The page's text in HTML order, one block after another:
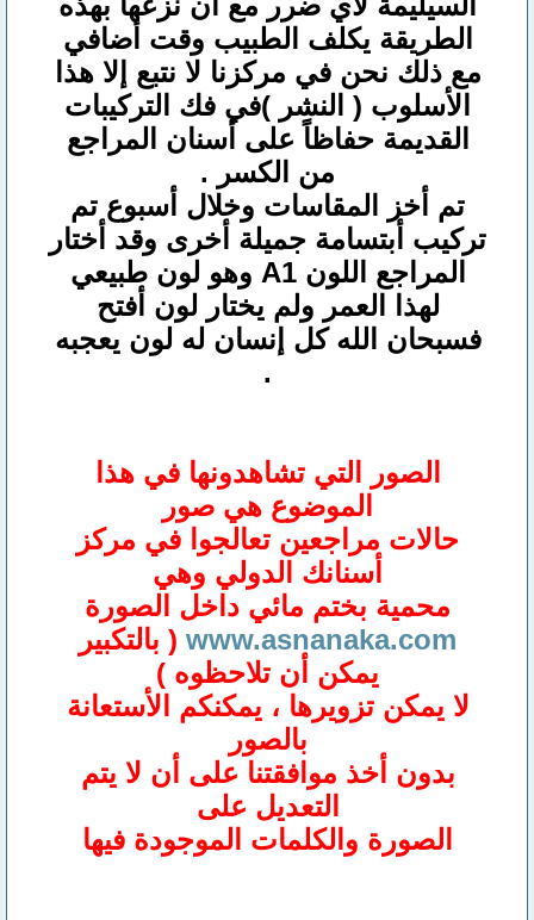
الطريقة يكلف الطبيب وقت أضافي
مع ذلك نحن في مركزنا لا نتبع إلا هذا
الأسلوب ( النشر )في فك التركيبات
القديمة حفاظاً على أسنان المراجع
من الكسر .
تم أخز المقاسات وخلال أسبوع تم
تركيب أبتسامة جميلة أخرى وقد أختار
المراجع اللون A1 وهو لون طبيعي
لهذا العمر ولم يختار لون أفتح
فسبحان الله كل إنسان له لون يعجبه
الصور التي تشاهدونها في هذا
الموضوع هي صور
حالات مراجعين تعالجوا في مركز
أسنانك الدولي وهي
محمية بختم مائي داخل الصورة
www.asnanaka.com( بالتكبير
يمكن أن تلاحظوه )
لا يمكن تزويرها ، يمكنكم الأستعانة
بالصور
بدون أخذ موافقتنا على أن لا يتم
التعديل على
الصورة والكلمات الموجودة فيها